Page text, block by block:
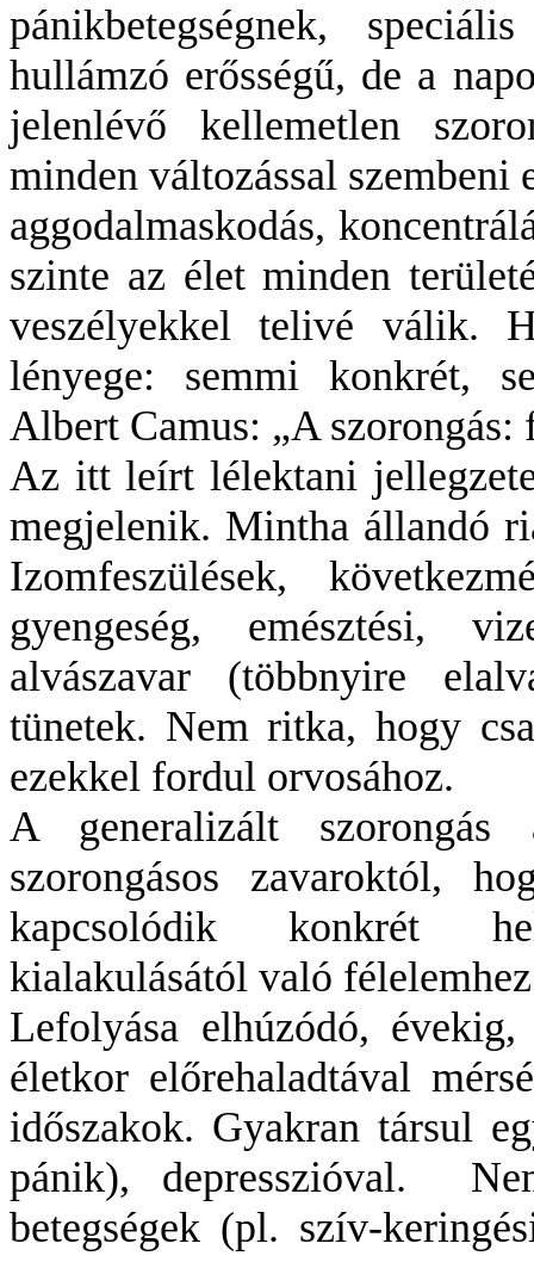
pánikbetegségnek,
hullámzó erősségű, de a
jelenlévő kellemetlen
minden változással
aggodalmaskodás,
szinte az élet minden
veszélyekkel telivé válik.
lényege: semmi konkrét,
Albert Camus: „A szorongás:
Az itt leírt lélektani
megjelenik. Mintha állandó
Izomfeszülések,
gyengeség, emésztési,
alvászavar (többnyire
tünetek. Nem ritka, hogy
ezekkel fordul orvosához.
A generalizált
szorongásos zavaroktól,
kapcsolódik konkrét
kialakulásától való
Lefolyása elhúzódó,
életkor előrehaladtával
időszakok. Gyakran társul
pánik), depresszióval.
betegségek (pl. szív-